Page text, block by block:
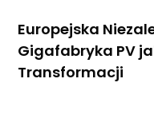
Europejska
Gigafabryka PV
Transformacji